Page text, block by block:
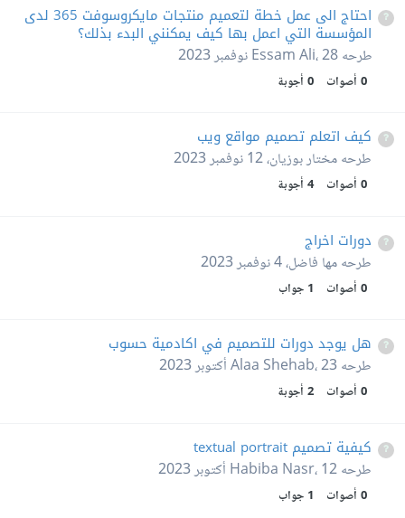
احتاج الى عمل خطة لتعميم منتجات مايكروسوفت 365 لدى
المؤسسة التي اعمل بها كيف يمكنني البدء بذلك؟
طرحه Essam Ali،28 نوفمبر 2023
0 أصوات 0 أجوبة
كيف اتعلم تصميم مواقع ويب
طرحهمختار بوزيان،12 نوفمبر 2023
0 أصوات 4 أجوبة
دورات اخراج
طرحهمها فاضل،4 نوفمبر 2023
0 أصوات 1 جواب
هل يوجد دورات للتصميم في اكادمية حسوب
طرحه Alaa Shehab،23 أكتوبر 2023
0 أصوات 2 أجوبة
كيفية تصميم textual portrait
طرحه Habiba Nasr،12 أكتوبر 2023
0 أصوات 1 جواب